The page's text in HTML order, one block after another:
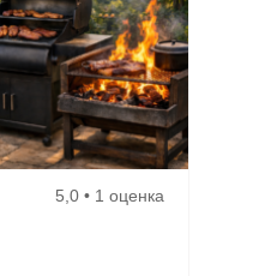
5,0 • 1 оценка